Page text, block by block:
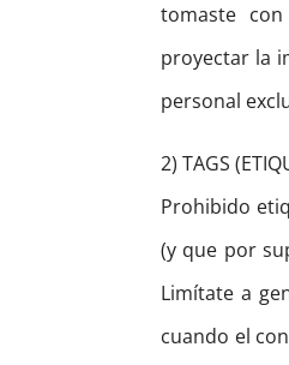
tomaste
proyectar la
personal
2) TAGS
Prohibido
(y que por
Limítate a
cuando el